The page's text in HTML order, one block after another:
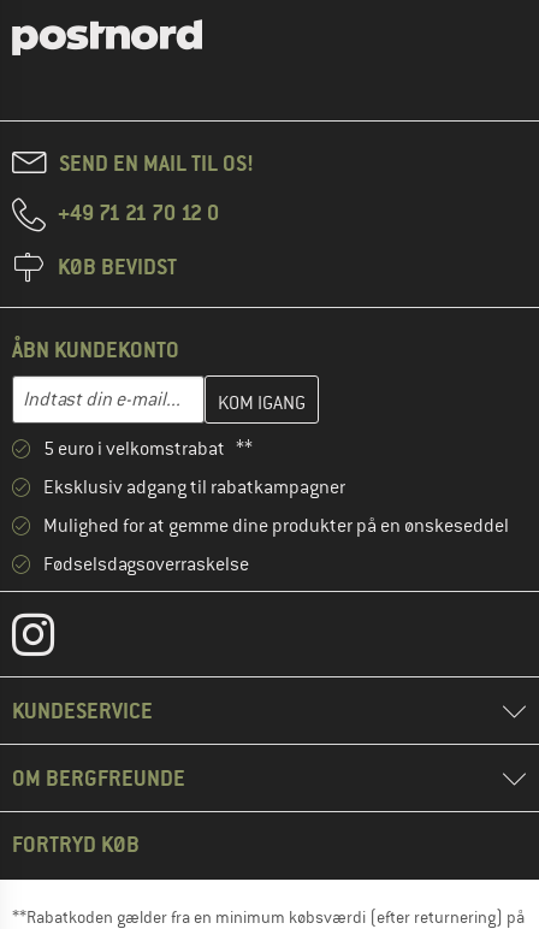
SEND EN MAIL TIL OS!
+49 71 21 70 12 0
KØB BEVIDST
ÅBN KUNDEKONTO
E-mail-adresse
Indtast din e-mailadresse her, og opret i næste trin din
5 euro i velkomstrabat **
Eksklusiv adgang til rabatkampagner
Mulighed for at gemme dine produkter på en ønskeseddel
Fødselsdagsoverraskelse
KUNDESERVICE
OM BERGFREUNDE
FORTRYD KØB
**Rabatkoden gælder fra en minimum købsværdi (efter returnering) på